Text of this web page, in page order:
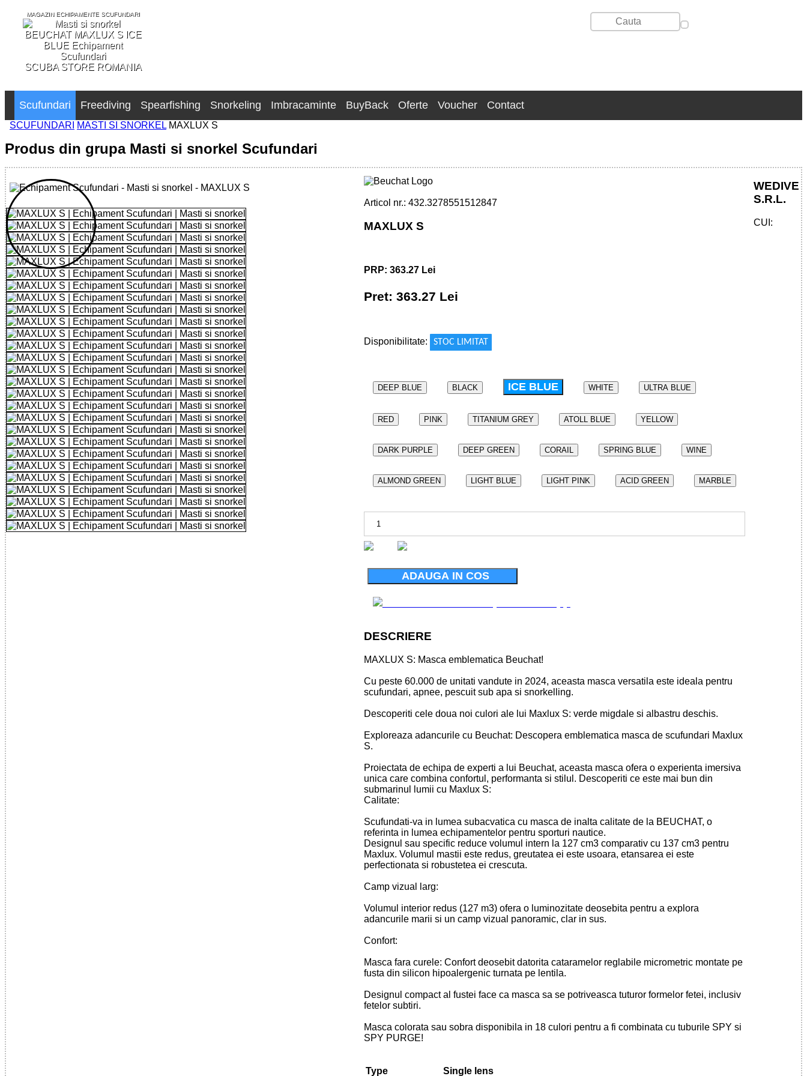
MAGAZIN ECHIPAMENTE SCUFUNDARI
SCUBA STORE ROMANIA
Scufundari Freediving Spearfishing Snorkeling Imbracaminte BuyBack Oferte Voucher Contact
SCUFUNDARI MASTI SI SNORKEL MAXLUX S
Produs din grupa Masti si snorkel Scufundari
Articol nr.: 432.3278551512847
MAXLUX S
PRP: 363.27 Lei
Pret: 363.27 Lei
Disponibilitate:
STOC LIMITAT
DEEP BLUE BLACK ICE BLUE WHITE ULTRA BLUE
RED PINK TITANIUM GREY ATOLL BLUE YELLOW
DARK PURPLE DEEP GREEN CORAIL SPRING BLUE WINE
ALMOND GREEN LIGHT BLUE LIGHT PINK ACID GREEN MARBLE
ADAUGA IN COS
DESCRIERE
MAXLUX S: Masca emblematica Beuchat!
Cu peste 60.000 de unitati vandute in 2024, aceasta masca versatila este ideala pentru
scufundari, apnee, pescuit sub apa si snorkelling.
Descoperiti cele doua noi culori ale lui Maxlux S: verde migdale si albastru deschis.
Exploreaza adancurile cu Beuchat: Descopera emblematica masca de scufundari Maxlux
S.
Proiectata de echipa de experti a lui Beuchat, aceasta masca ofera o experienta imersiva
unica care combina confortul, performanta si stilul. Descoperiti ce este mai bun din
submarinul lumii cu Maxlux S:
Calitate:
Scufundati-va in lumea subacvatica cu masca de inalta calitate de la BEUCHAT, o
referinta in lumea echipamentelor pentru sporturi nautice.
Designul sau specific reduce volumul intern la 127 cm3 comparativ cu 137 cm3 pentru
Maxlux. Volumul mastii este redus, greutatea ei este usoara, etansarea ei este
perfectionata si robustetea ei crescuta.
Camp vizual larg:
Volumul interior redus (127 m3) ofera o luminozitate deosebita pentru a explora
adancurile marii si un camp vizual panoramic, clar in sus.
Confort:
Masca fara curele: Confort deosebit datorita cataramelor reglabile micrometric montate pe
fusta din silicon hipoalergenic turnata pe lentila.
Designul compact al fustei face ca masca sa se potriveasca tuturor formelor fetei, inclusiv
fetelor subtiri.
Masca colorata sau sobra disponibila in 18 culori pentru a fi combinata cu tuburile SPY si
SPY PURGE!
Type Single lens
WEDIVE
S.R.L.
CUI: